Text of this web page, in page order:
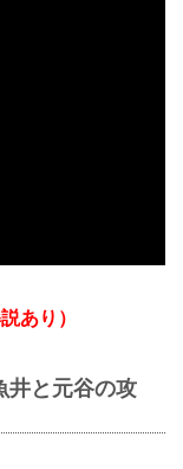
あり）
井と元谷の攻